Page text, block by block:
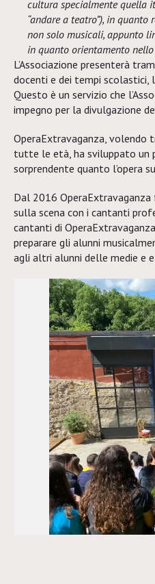
cultura specialmente quella
“andare a teatro”), in
non solo musicali, appunto
in quanto orientamento nello
L’Associazione presenterà
docenti e dei tempi
Questo è un servizio che
impegno per la divulgazione
OperaExtravaganza, volendo
tutte le età, ha sviluppato un
sorprendente quanto l’opera
Dal 2016
sulla scena con i cantanti
cantanti di
preparare gli alunni
agli altri alunni delle medie e